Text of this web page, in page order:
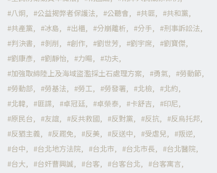
八炯
公益揭弊者保護法 公聽會 共匪
共和黨
共產黨
冰島 出櫃 分崩離析 分手
刑事訴訟法
判決書
剝削 創作 劉世芳 劉宇席
劉寶傑
劉康彥
劉靜怡 力暘
功夫
加強取締陸上及海域盜濫採土石處理方案
勇氣
勞動節
勞動部
勞基法 勞工 勞發署 北檢
北約
北韓
匪諜 卓冠廷 卓榮泰 卡舒吉
印尼
原民台
友誼 反共救國 反對黨 反抗
反烏托邦
反猶主義
反罷免 反美 反送中 受虐兒
叛逆
台中
台北地方法院 台北市 台北市長
台北醫院
台大
台奸曹興誠 台客 台客台北
台客寓言